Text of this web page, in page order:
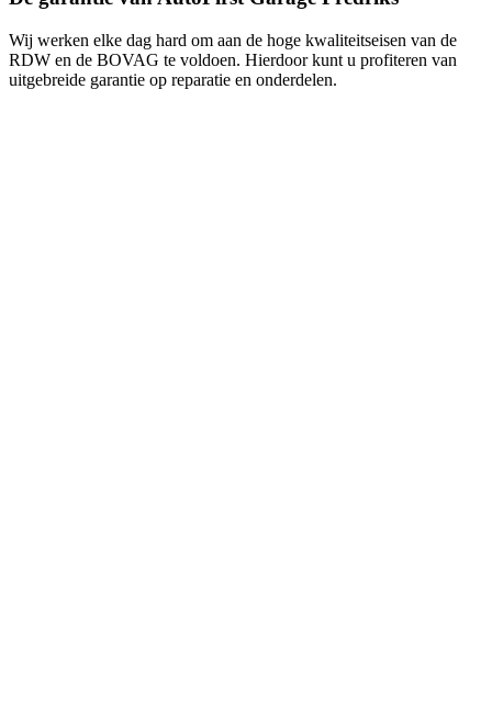
Wij werken elke dag hard om aan de hoge kwaliteitseisen van de
RDW en de BOVAG te voldoen. Hierdoor kunt u profiteren van
uitgebreide garantie op reparatie en onderdelen.